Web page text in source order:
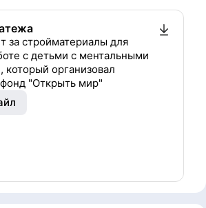
за стройматериалы для
с детьми с ментальными
организовал
"Открыть мир"